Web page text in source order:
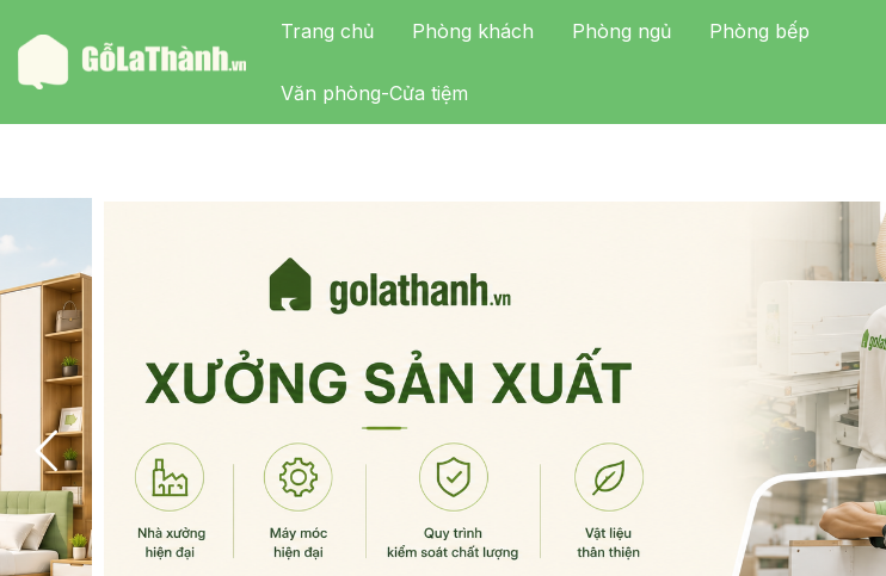
Trang chủ Phòng khách Phòng ngủ Phòng bếp
Văn phòng-Cửa tiệm